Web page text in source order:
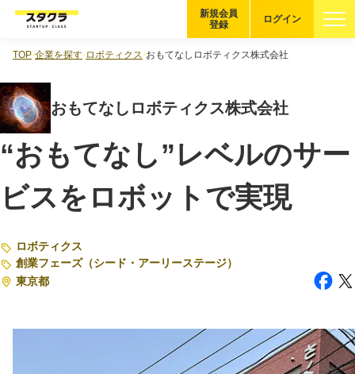
企業を探す
適性診断 無料・5分
スタクラが選ばれる理由
紹介する企業について
ログイン
新規会員
登録
TOP 企業を探す ロボティクス おもてなしロボティクス株式会社
おもてなしロボティクス株式会社
“おもてなし”レベルのサー
ビスをロボットで実現
ロボティクス
創業フェーズ（シード・アーリーステージ）
東京都